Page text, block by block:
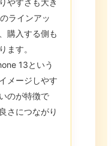
やすさも大き
ラインアッ
購入する側も
ます。
13という
メージしやす
のが特徴で
さにつながり